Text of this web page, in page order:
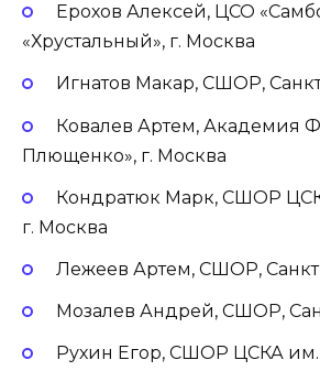
Ерохов Алексей, ЦСО
«Хрустальный», г. Москва
Игнатов Макар, СШОР,
Ковалев Артем, Академия
Плющенко», г. Москва
Кондратюк Марк, СШОР
г. Москва
Лежеев Артем, СШОР,
Мозалев Андрей, СШОР,
Рухин Егор, СШОР ЦСКА им.